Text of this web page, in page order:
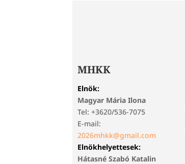
MHKK
Elnök:
Magyar Mária Ilona
Tel: +3620/536-7075
E-mail:
2026mhkk@gmail.com
Elnökhelyettesek:
Hátasné Szabó Katalin